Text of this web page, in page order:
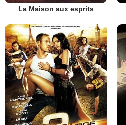
La Maison aux esprits